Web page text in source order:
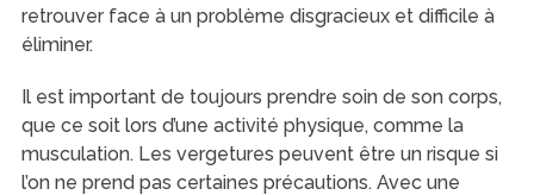
retrouver face à un problème disgracieux et difficile à
éliminer.
Il est important de toujours prendre soin de son corps,
que ce soit lors d’une activité physique, comme la
musculation. Les vergetures peuvent être un risque si
l’on ne prend pas certaines précautions. Avec une